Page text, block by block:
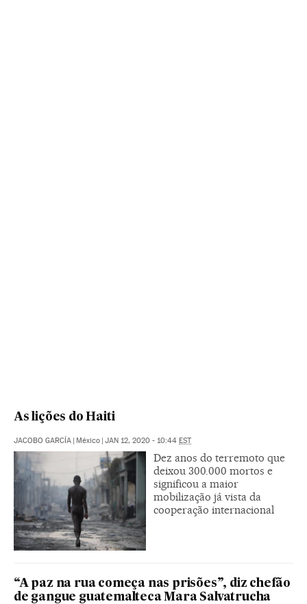
As lições do Haiti
JACOBO GARCÍA | México | JAN 12, 2020 - 10:44 EST
Dez anos do terremoto que
deixou 300.000 mortos e
significou a maior
mobilização já vista da
cooperação internacional
“A paz na rua começa nas prisões”, diz chefão
de gangue guatemalteca Mara Salvatrucha